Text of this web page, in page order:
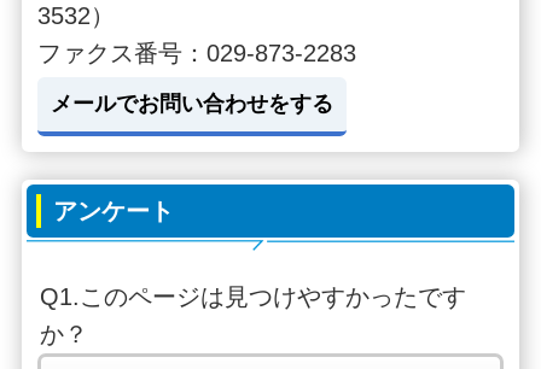
3532）
ファクス番号：029-873-2283
メールでお問い合わせをする
アンケート
Q1.このページは見つけやすかったです
か？